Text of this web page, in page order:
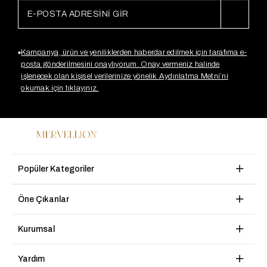
Kampanya, ürün ve yeniliklerden haberdar edilmek için tarafıma e-
posta gönderilmesini onaylıyorum. Onay vermeniz halinde
işlenecek olan kişisel verilerinize yönelik Aydınlatma Metni’ni
okumak için tıklayınız.
Popüler Kategoriler
Öne Çıkanlar
Kurumsal
Yardım